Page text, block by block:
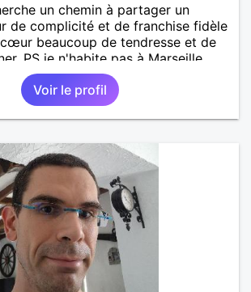
un chemin à partager un
de complicité et de franchise fidèle
beaucoup de tendresse et de
PS je n'habite pas à Marseille
département de la Nièvre 58 mets
de Marseille
Voir le profil